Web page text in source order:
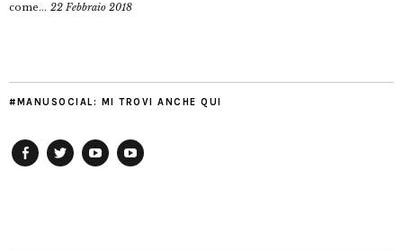
come... 22 Febbraio 2018
#MANUSOCIAL: MI TROVI ANCHE QUI